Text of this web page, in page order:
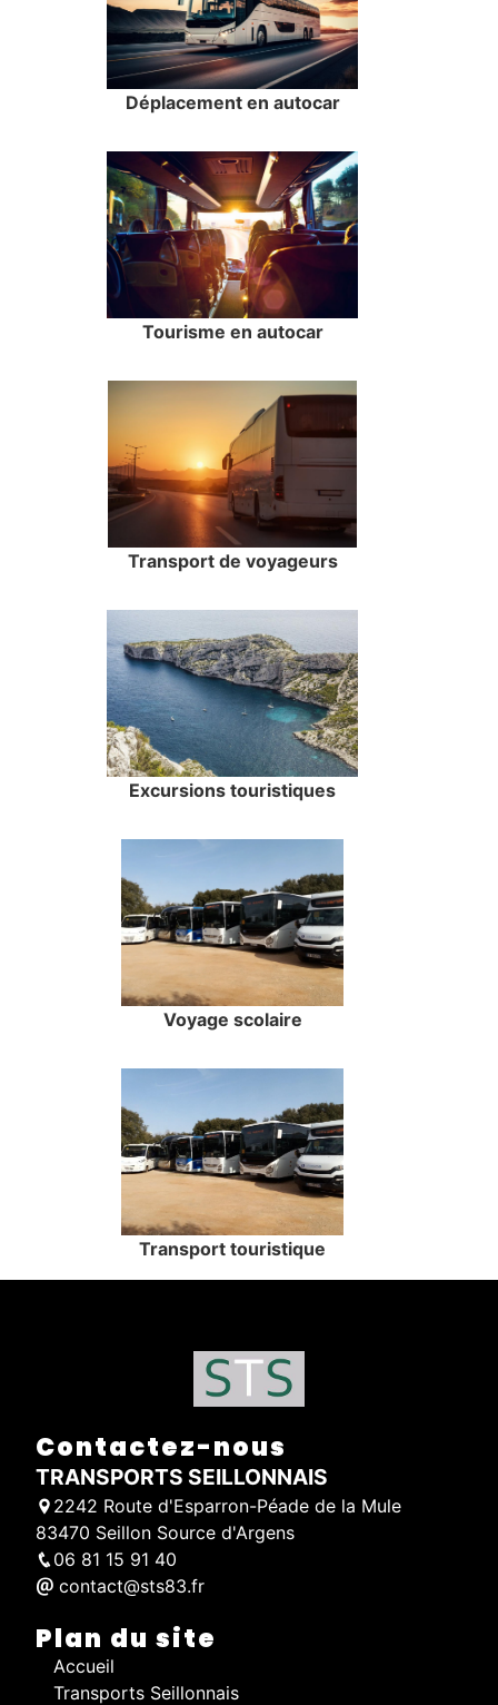
Déplacement en autocar
Tourisme en autocar
Transport de voyageurs
Excursions touristiques
Voyage scolaire
Transport touristique
Contactez-nous
TRANSPORTS SEILLONNAIS
2242 Route d'Esparron-Péade de la Mule
83470 Seillon Source d'Argens
06 81 15 91 40
contact@sts83.fr
Plan du site
Accueil
Transports Seillonnais